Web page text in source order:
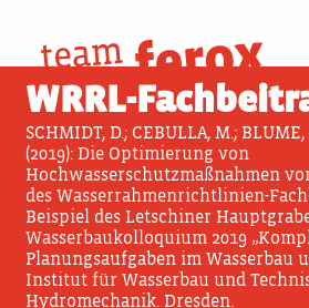
content24. April 2019
WRRL-
SCHMIDT, D.; CEBULLA, M.;
(2019): Die Optimierung von
Hochwasserschutzmaßnahmen
des Wasserrahmenrichtlinien-
Beispiel des Letschiner
Wasserbaukolloquium 2019
Planungsaufgaben im Wasserbau
Institut für Wasserbau und
Hydromechanik. Dresden.